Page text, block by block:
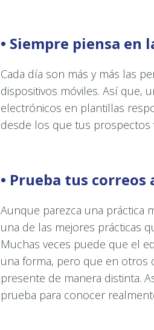
• Siempre piensa en
Cada día son más y más las
dispositivos móviles. Así que,
electrónicos en plantillas
desde los que tus prospectos
• Prueba tus
Aunque parezca una práctica
una de las mejores prácticas
Muchas veces puede que el
una forma, pero que en otros
presente de manera distinta.
prueba para conocer